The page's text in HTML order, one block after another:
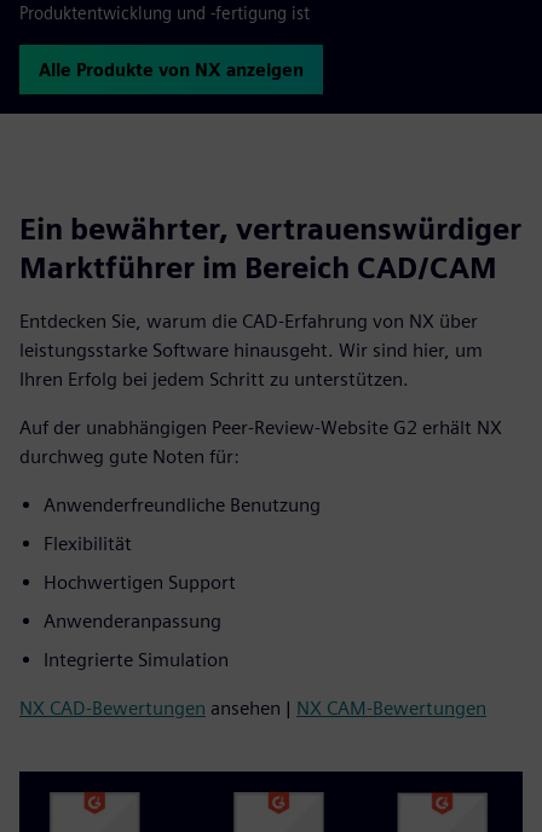
Produktentwicklung und -fertigung ist
Alle Produkte von NX anzeigen
Ein bewährter, vertrauenswürdiger
Marktführer im Bereich CAD/CAM
Entdecken Sie, warum die CAD-Erfahrung von NX über
leistungsstarke Software hinausgeht. Wir sind hier, um
Ihren Erfolg bei jedem Schritt zu unterstützen.
Auf der unabhängigen Peer-Review-Website G2 erhält NX
durchweg gute Noten für:
Anwenderfreundliche Benutzung
Flexibilität
Hochwertigen Support
Anwenderanpassung
Integrierte Simulation
NX CAD-Bewertungen ansehen | NX CAM-Bewertungen